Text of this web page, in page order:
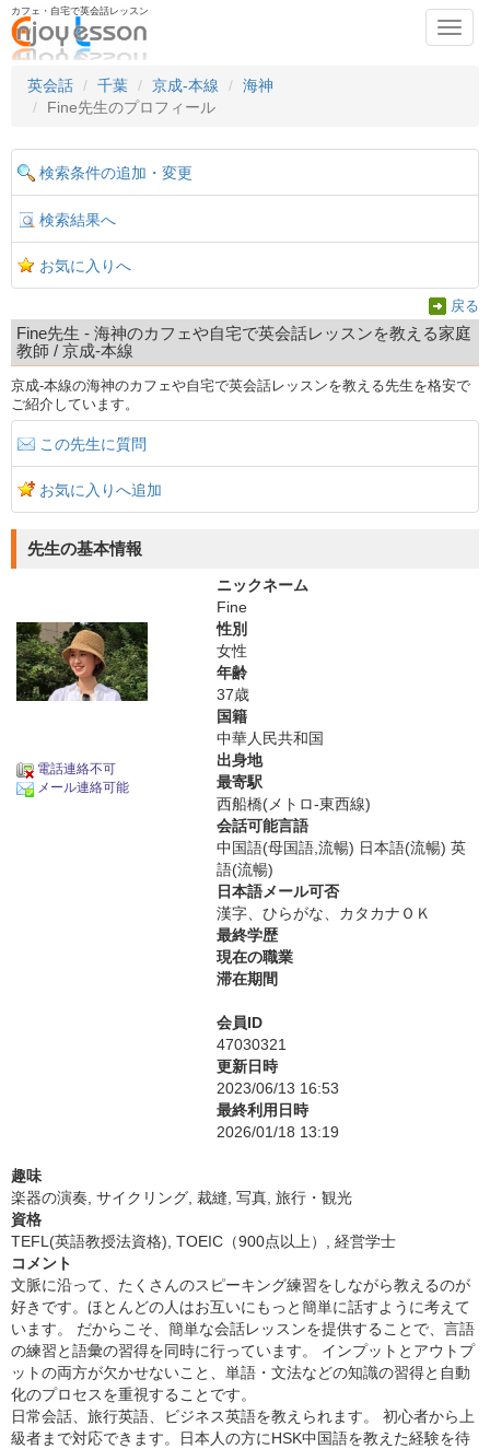
カフェ・自宅で英会話レッスン
英会話
千葉 京成-本線
海神
Fine先生のプロフィール
検索条件の追加・変更
検索結果へ
お気に入りへ
戻る
Fine先生 - 海神のカフェや自宅で英会話レッスンを教える家庭
教師 / 京成-本線
京成-本線の海神のカフェや自宅で英会話レッスンを教える先生を格安で
ご紹介しています。
この先生に質問
お気に入りへ追加
先生の基本情報
電話連絡不可
メール連絡可能
ニックネーム
Fine
性別
女性
年齢
37歳
国籍
中華人民共和国
出身地
最寄駅
西船橋(メトロ-東西線)
会話可能言語
中国語(母国語,流暢) 日本語(流暢) 英
語(流暢)
日本語メール可否
漢字、ひらがな、カタカナＯＫ
最終学歴
現在の職業
滞在期間
会員ID
47030321
更新日時
2023/06/13 16:53
最終利用日時
2026/01/18 13:19
趣味
楽器の演奏, サイクリング, 裁縫, 写真, 旅行・観光
資格
TEFL(英語教授法資格), TOEIC（900点以上）, 経営学士
コメント
文脈に沿って、たくさんのスピーキング練習をしながら教えるのが
好きです。ほとんどの人はお互いにもっと簡単に話すように考えて
います。 だからこそ、簡単な会話レッスンを提供することで、言語
の練習と語彙の習得を同時に行っています。 インプットとアウトプ
ットの両方が欠かせないこと、単語・文法などの知識の習得と自動
化のプロセスを重視することです。
日常会話、旅行英語、ビジネス英語を教えられます。 初心者から上
級者まで対応できます。日本人の方にHSK中国語を教えた経験を待